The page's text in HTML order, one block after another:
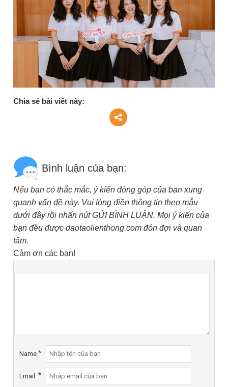
Chia sẻ bài viết này:
Bình luận của bạn:
Nếu bạn có thắc mắc, ý kiến đóng góp của bạn xung
quanh vấn đề này. Vui lòng điền thông tin theo mẫu
dưới đây rồi nhấn nút GỬI BÌNH LUẬN. Mọi ý kiến của
bạn đều được daotaolienthong.com đón đợi và quan
tâm.
Cảm ơn các bạn!
Name *
Email *